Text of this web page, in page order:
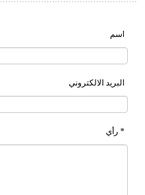
اسم
البريد الالكتروني
* رأي